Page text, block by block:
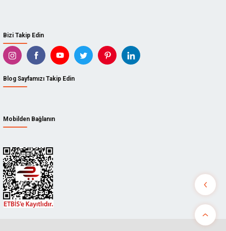
Bizi Takip Edin
Blog Sayfamızı Takip Edin
Mobilden Bağlanın